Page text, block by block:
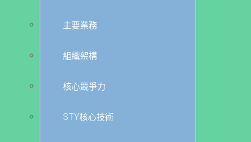
主要業務
組織架構
核心競爭力
STY核心技術